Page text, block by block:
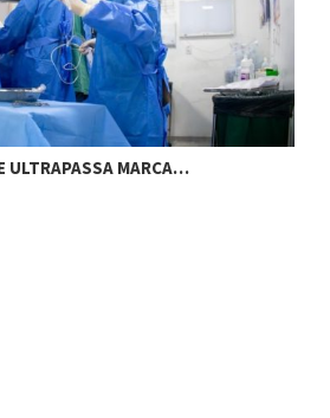
ULTRAPASSA MARCA…